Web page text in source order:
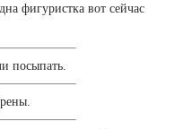
фигуристка вот сейчас
посыпать.